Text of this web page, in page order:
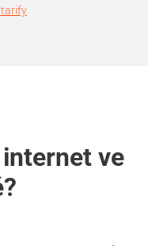
tarify
ve